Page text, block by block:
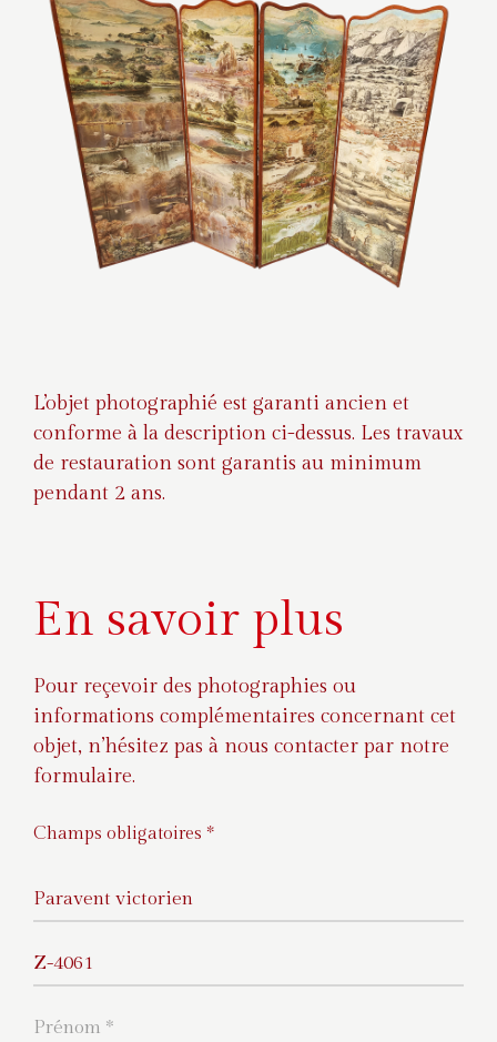
L’objet photographié est garanti ancien et
conforme à la description ci-dessus. Les travaux
de restauration sont garantis au minimum
pendant 2 ans.
En savoir plus
Pour reçevoir des photographies ou
informations complémentaires concernant cet
objet, n’hésitez pas à nous contacter par notre
formulaire.
Champs obligatoires *